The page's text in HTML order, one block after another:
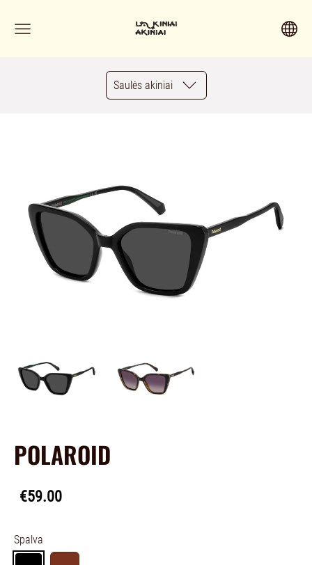
Saulės akiniai
POLAROID
€59.00
Spalva